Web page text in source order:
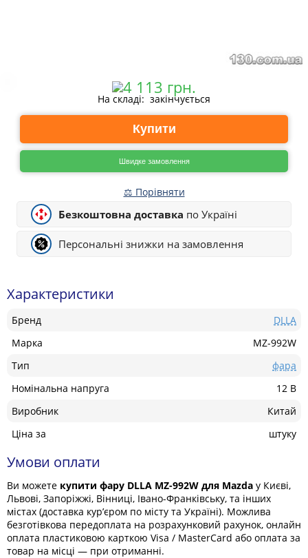
На складі: закінчується
Купити
Швидке замовлення
⚖ Порівняти
Безкоштовна доставка по Україні
Персональні знижки на замовлення
Характеристики
Бренд
DLLA
Марка
MZ-992W
Тип
фара
Номінальна напруга
12 В
Виробник
Китай
Ціна за
штуку
Умови оплати
Ви можете купити фару DLLA MZ-992W для Mazda у Києві,
Львові, Запоріжжі, Вінниці, Івано-Франківську, та інших
містах (доставка кур’єром по місту та Україні). Можлива
безготівкова передоплата на розрахунковий рахунок, онлайн
оплата пластиковою карткою Visa / MasterCard або оплата за
товар на місці — при отриманні.